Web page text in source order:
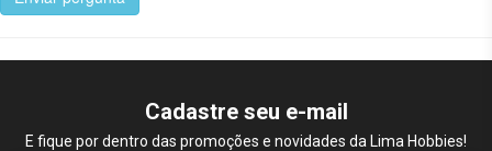
Cadastre seu e-mail
E fique por dentro das promoções e novidades da Lima Hobbies!